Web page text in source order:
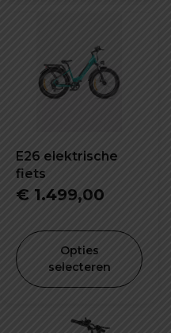
E26 elektrische
fiets
€ 1.499,00
Opties
selecteren